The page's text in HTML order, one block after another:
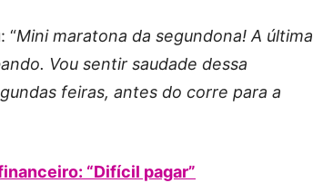
“Mini maratona da segundona! A última
Vou sentir saudade dessa
feiras, antes do corre para a
“Difícil pagar”